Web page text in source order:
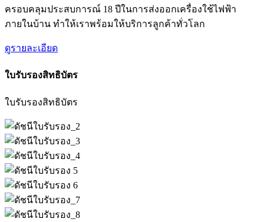
ครอบคลุมประสบการณ์ 18 ปีในการส่งออกเครื่องใช้ไฟฟ้า
ภายในบ้าน ทำให้เราพร้อมให้บริการลูกค้าทั่วโลก
ดูรายละเอียด
ใบรับรองสิทธิบัตร
ใบรับรองสิทธิบัตร